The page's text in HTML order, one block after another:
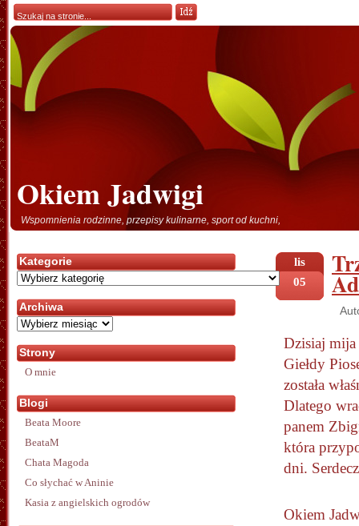
Okiem Jadwigi
Wspomnienia rodzinne, przepisy kulinarne, sport od kuchni,
lis
05
Dzisiaj mija
Giełdy
została
Dlatego
panem
która
dni.
Okiem
Kategorie
Kategorie
Archiwa
Archiwa
Strony
O mnie
Blogi
Beata Moore
BeataM
Chata Magoda
Co słychać w Aninie
Kasia z angielskich ogrodów